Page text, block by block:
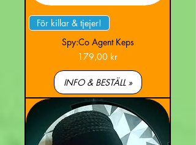
För killar & tjejer!
Spy:Co Agent Keps
Pris
179,00 kr
INFO & BESTÄLL »